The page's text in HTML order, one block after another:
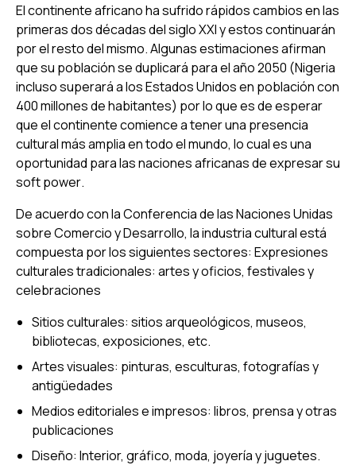
El continente africano ha sufrido rápidos cambios en las
primeras dos décadas del siglo XXI y estos continuarán
por el resto del mismo. Algunas estimaciones afirman
que su población se duplicará para el año 2050 (Nigeria
incluso superará a los Estados Unidos en población con
400 millones de habitantes) por lo que es de esperar
que el continente comience a tener una presencia
cultural más amplia en todo el mundo, lo cual es una
oportunidad para las naciones africanas de expresar su
soft power.
De acuerdo con la Conferencia de las Naciones Unidas
sobre Comercio y Desarrollo, la industria cultural está
compuesta por los siguientes sectores: Expresiones
culturales tradicionales: artes y oficios, festivales y
celebraciones
Sitios culturales: sitios arqueológicos, museos,
bibliotecas, exposiciones, etc.
Artes visuales: pinturas, esculturas, fotografías y
antigüedades
Medios editoriales e impresos: libros, prensa y otras
publicaciones
Diseño: Interior, gráfico, moda, joyería y juguetes.